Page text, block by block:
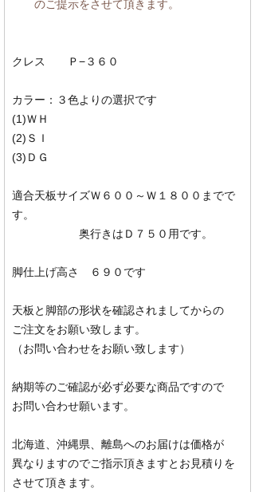
のご提示をさせて頂きます。
クレス Ｐ−３６０
カラー：３色よりの選択です
(1)ＷＨ
(2)ＳＩ
(3)ＤＧ
適合天板サイズＷ６００～Ｗ１８００までで
す。
奥行きはＤ７５０用です。
脚仕上げ高さ ６９０です
天板と脚部の形状を確認されましてからの
ご注文をお願い致します。
（お問い合わせをお願い致します）
納期等のご確認が必ず必要な商品ですので
お問い合わせ願います。
北海道、沖縄県、離島へのお届けは価格が
異なりますのでご指示頂きますとお見積りを
させて頂きます。